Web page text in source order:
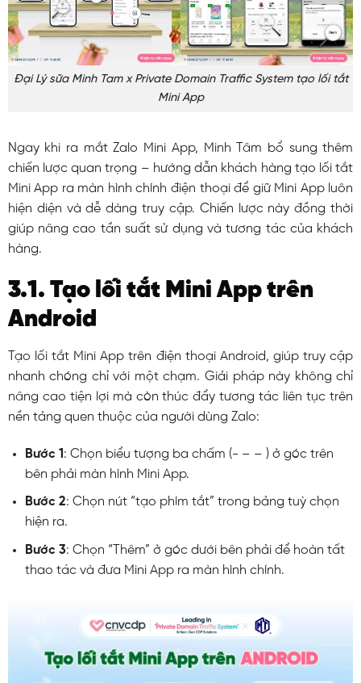
Đại Lý sữa Minh Tam x Private Domain Traffic System tạo lối tắt
Mini App
Ngay khi ra mắt Zalo Mini App, Minh Tâm bổ sung thêm
chiến lược quan trọng – hướng dẫn khách hàng tạo lối tắt
Mini App ra màn hình chính điện thoại để giữ Mini App luôn
hiện diện và dễ dàng truy cập. Chiến lược này đồng thời
giúp nâng cao tần suất sử dụng và tương tác của khách
hàng.
3.1. Tạo lối tắt Mini App trên
Android
Tạo lối tắt Mini App trên điện thoại Android, giúp truy cập
nhanh chóng chỉ với một chạm. Giải pháp này không chỉ
nâng cao tiện lợi mà còn thúc đẩy tương tác liên tục trên
nền tảng quen thuộc của người dùng Zalo:
Bước 1 : Chọn biểu tượng ba chấm (- – – ) ở góc trên
bên phải màn hình Mini App.
Bước 2: Chọn nút “tạo phím tắt” trong bảng tuỳ chọn
hiện ra.
Bước 3: Chọn “Thêm” ở góc dưới bên phải để hoàn tất
thao tác và đưa Mini App ra màn hình chính.